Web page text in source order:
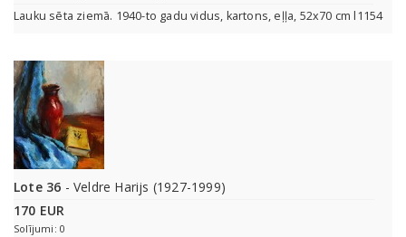
Lauku sēta ziemā. 1940-to gadu vidus, kartons, eļļa, 52x70 cm l1154
Lote 36 - Veldre Harijs (1927-1999)
170 EUR
Solījumi: 0